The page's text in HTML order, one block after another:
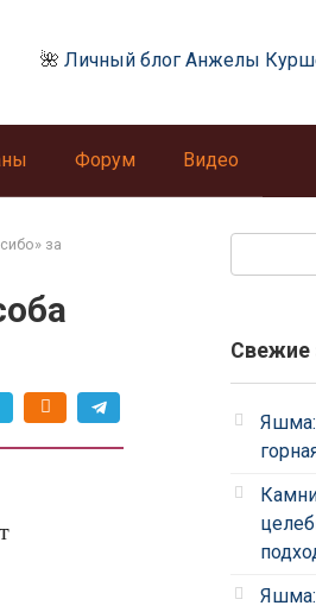
🌺 Личный блог Анжелы
Форум Видео
за
Свежие
Яшма:
Яшма: